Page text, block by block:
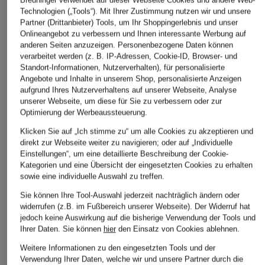
ALLSAINTS
Barrel Jeans SADIE
169 €
+Aktionsrabatt
DRYKORN
Boyfriend Jeans
LIABLE
ab 159,99 €
Bestpreis:135,99 €
+Aktionsrabatt
DRYKORN
Barrell Jeans
129,99 €
Bestpreis:110,49 €
Ursprünglich:
Weitere Kategorien
Abendkleider
Kleider
Technologien („Tools“). Mit Ihrer Zustimmung nutzen wir und unsere
Partner (Drittanbieter) Tools, um Ihr Shoppingerlebnis und unser
Onlineangebot zu verbessern und Ihnen interessante Werbung auf
anderen Seiten anzuzeigen. Personenbezogene Daten können
verarbeitet werden (z. B. IP-Adressen, Cookie-ID, Browser- und
Standort-Informationen, Nutzerverhalten), für personalisierte
Angebote und Inhalte in unserem Shop, personalisierte Anzeigen
aufgrund Ihres Nutzerverhaltens auf unserer Webseite, Analyse
unserer Webseite, um diese für Sie zu verbessern oder zur
Optimierung der Werbeaussteuerung.
Klicken Sie auf „Ich stimme zu“ um alle Cookies zu akzeptieren und
direkt zur Webseite weiter zu navigieren; oder auf „Individuelle
Einstellungen“, um eine detaillierte Beschreibung der Cookie-
Kategorien und eine Übersicht der eingesetzten Cookies zu erhalten
sowie eine individuelle Auswahl zu treffen.
Sie können Ihre Tool-Auswahl jederzeit nachträglich ändern oder
widerrufen (z.B. im Fußbereich unserer Webseite). Der Widerruf hat
jedoch keine Auswirkung auf die bisherige Verwendung der Tools und
Ihrer Daten. Sie können hierden Einsatz von Cookies ablehnen.
Weitere Informationen zu den eingesetzten Tools und der
Verwendung Ihrer Daten, welche wir und unsere Partner durch die